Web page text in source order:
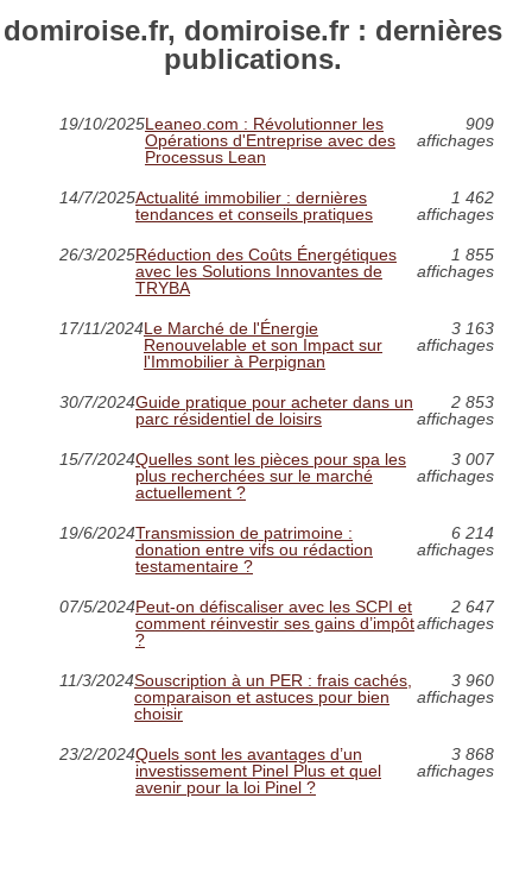
domiroise.fr, domiroise.fr : dernières
publications.
19/10/2025Leaneo.com : Révolutionner les
Opérations d'Entreprise avec des
Processus Lean
909
affichages
14/7/2025Actualité immobilier : dernières
tendances et conseils pratiques
1 462
affichages
26/3/2025Réduction des Coûts Énergétiques
avec les Solutions Innovantes de
TRYBA
1 855
affichages
17/11/2024Le Marché de l'Énergie
Renouvelable et son Impact sur
l'Immobilier à Perpignan
3 163
affichages
30/7/2024Guide pratique pour acheter dans un
parc résidentiel de loisirs
2 853
affichages
15/7/2024Quelles sont les pièces pour spa les
plus recherchées sur le marché
actuellement ?
3 007
affichages
19/6/2024Transmission de patrimoine :
donation entre vifs ou rédaction
testamentaire ?
6 214
affichages
07/5/2024Peut-on défiscaliser avec les SCPI et
comment réinvestir ses gains d’impôt
?
2 647
affichages
11/3/2024Souscription à un PER : frais cachés,
comparaison et astuces pour bien
choisir
3 960
affichages
23/2/2024Quels sont les avantages d’un
investissement Pinel Plus et quel
avenir pour la loi Pinel ?
3 868
affichages